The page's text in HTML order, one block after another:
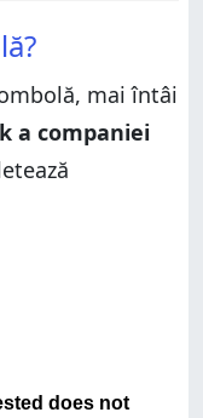
mai întâi
a companiei